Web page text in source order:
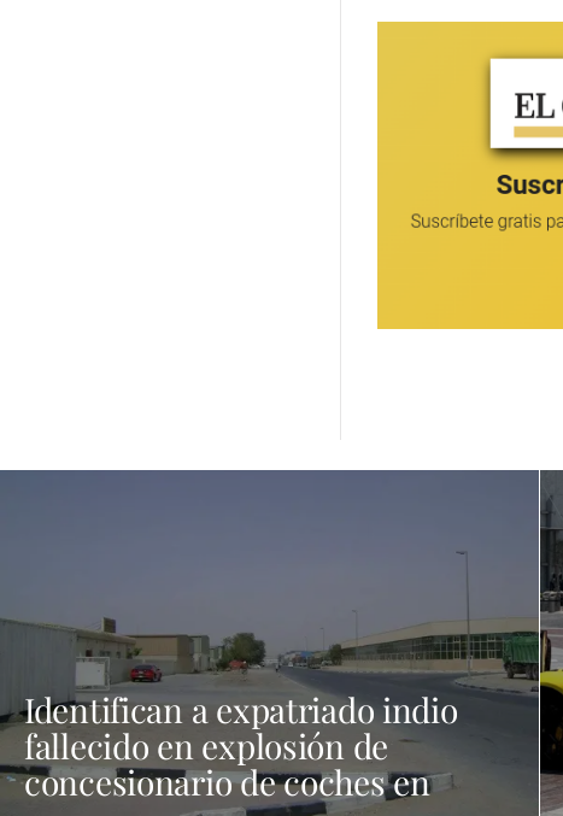
Identifican a expatriado indio
fallecido en explosión de
concesionario de coches en